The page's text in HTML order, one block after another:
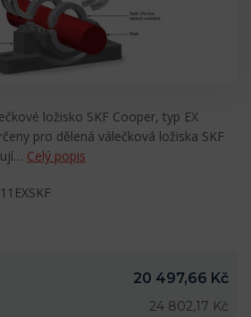
ložisko SKF Cooper, typ EX
pro dělená válečková ložiska SKF
Celý popis
20 497,66 Kč
24 802,17 Kč